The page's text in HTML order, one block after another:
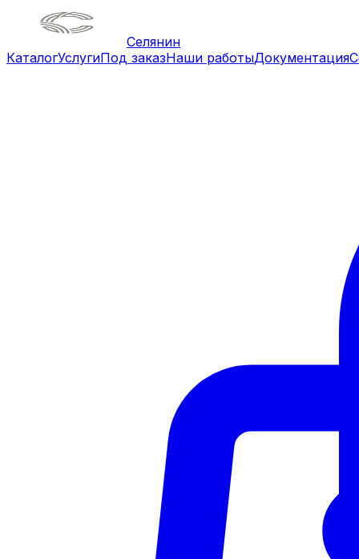
Селянин
КаталогУслугиПод заказНаши работыДокументация